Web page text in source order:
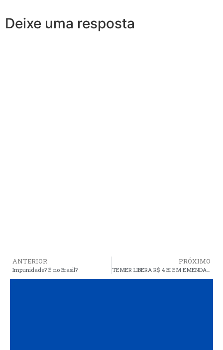
Deixe uma resposta
ANTERIOR
Impunidade? É no Brasil?
PRÓXIMO